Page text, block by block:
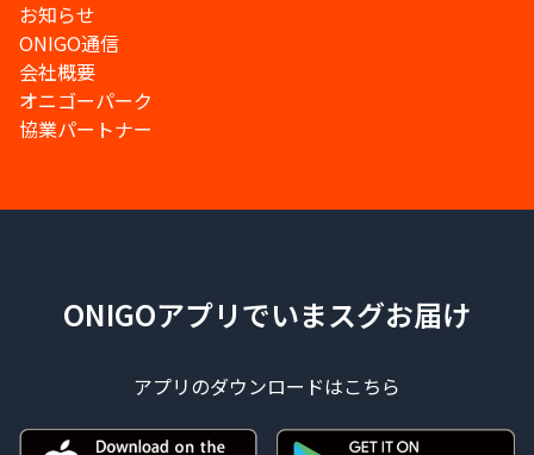
お知らせ
ONIGO通信
会社概要
オニゴーパーク
協業パートナー
ONIGOアプリでいまスグお届け
アプリのダウンロードはこちら